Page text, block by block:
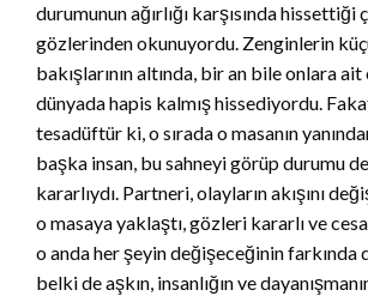
durumunun ağırlığı karşısında hissettiği
gözlerinden okunuyordu. Zenginlerin
bakışlarının altında, bir an bile onlara
dünyada hapis kalmış hissediyordu.
tesadüftür ki, o sırada o masanın
başka insan, bu sahneyi görüp durumu
kararlıydı. Partneri, olayların akışını
o masaya yaklaştı, gözleri kararlı ve
o anda her şeyin değişeceğinin farkında
belki de aşkın, insanlığın ve